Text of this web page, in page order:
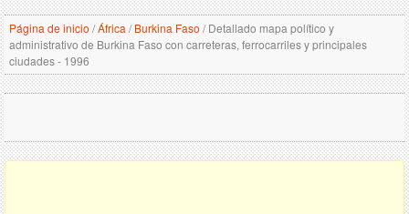
Página de inicio /África / Burkina Faso /Detallado mapa político y
administrativo de Burkina Faso con carreteras, ferrocarriles y principales
ciudades - 1996